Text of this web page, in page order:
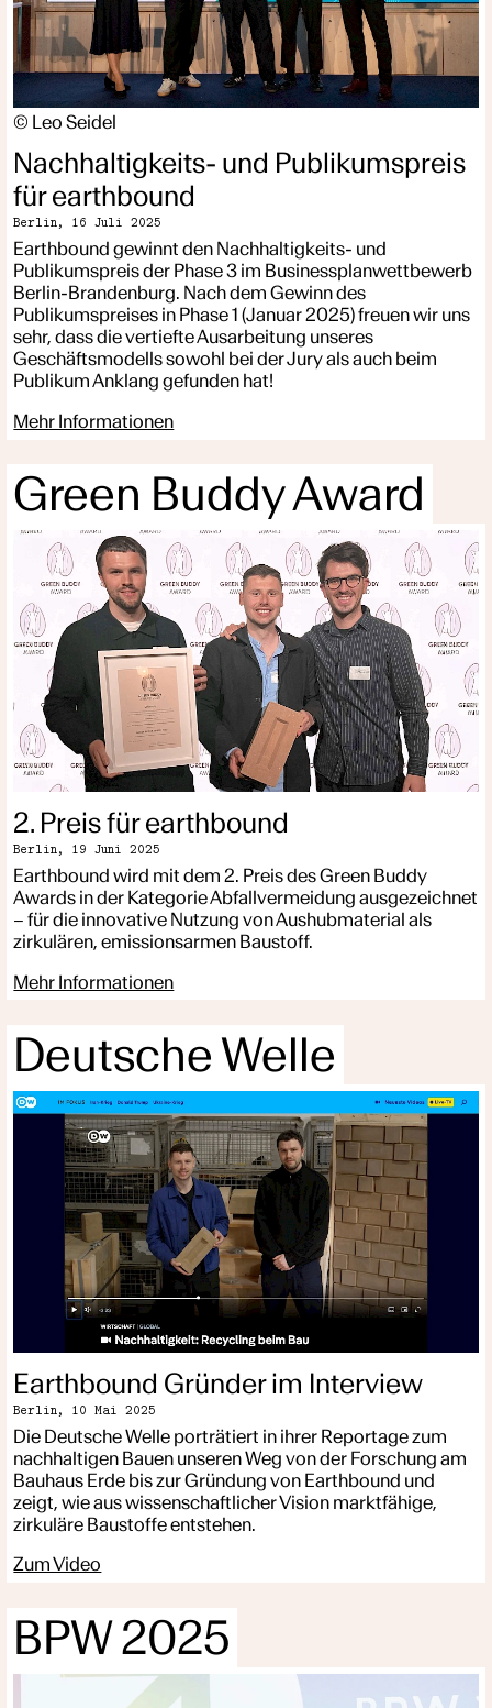
Nachhaltigkeits- und Publikumspreis
für earthbound
Berlin, 16 Juli 2025
Earthbound gewinnt den Nachhaltigkeits- und
Publikumspreis der Phase 3 im Businessplanwettbewerb
Berlin-Brandenburg. Nach dem Gewinn des
Publikumspreises in Phase 1 (Januar 2025) freuen wir uns
sehr, dass die vertiefte Ausarbeitung unseres
Geschäftsmodells sowohl bei der Jury als auch beim
Publikum Anklang gefunden hat!
Mehr Informationen
© Leo Seidel
Green Buddy Award
2. Preis für earthbound
Berlin, 19 Juni 2025
Earthbound wird mit dem 2. Preis des Green Buddy
Awards in der Kategorie Abfallvermeidung ausgezeichnet
– für die innovative Nutzung von Aushubmaterial als
zirkulären, emissionsarmen Baustoff.
Mehr Informationen
Deutsche Welle
Earthbound Gründer im Interview
Berlin, 10 Mai 2025
Die Deutsche Welle porträtiert in ihrer Reportage zum
nachhaltigen Bauen unseren Weg von der Forschung am
Bauhaus Erde bis zur Gründung von Earthbound und
zeigt, wie aus wissenschaftlicher Vision marktfähige,
zirkuläre Baustoffe entstehen.
Zum Video
BPW 2025